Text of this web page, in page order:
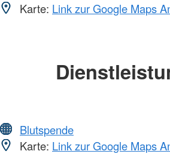
Karte: Link zur Google Maps
Blutspende
Karte: Link zur Google Maps